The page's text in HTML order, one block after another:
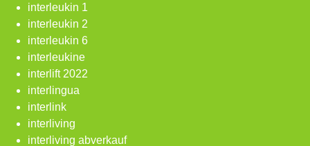
interleukin 1
interleukin 2
interleukin 6
interleukine
interlift 2022
interlingua
interlink
interliving
interliving abverkauf